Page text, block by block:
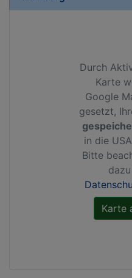
Durch
Karte
Google
gesetzt,
in die
Bitte